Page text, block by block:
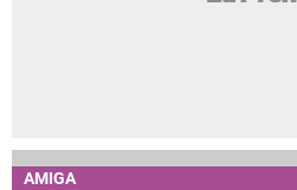
AMIGA